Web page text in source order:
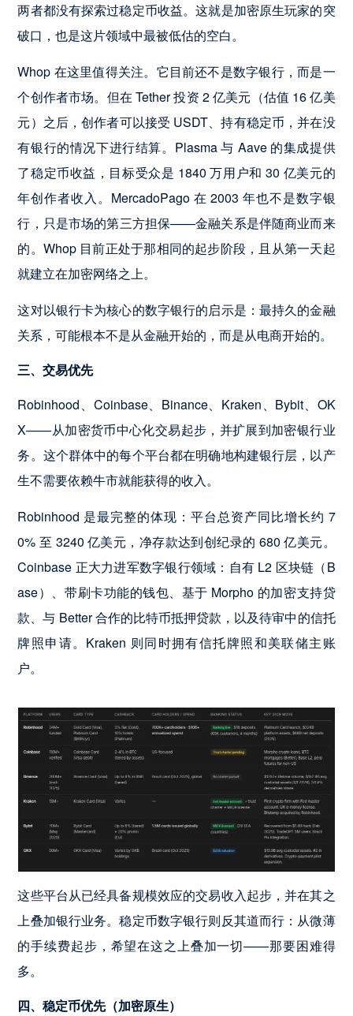
两者都没有探索过稳定币收益。这就是加密原生玩家的突
破口，也是这片领域中最被低估的空白。
Whop 在这里值得关注。它目前还不是数字银行，而是一
个创作者市场。但在 Tether 投资 2 亿美元（估值 16 亿美
元）之后，创作者可以接受 USDT、持有稳定币，并在没
有银行的情况下进行结算。Plasma 与 Aave 的集成提供
了稳定币收益，目标受众是 1840 万用户和 30 亿美元的
年创作者收入。MercadoPago 在 2003 年也不是数字银
行，只是市场的第三方担保——金融关系是伴随商业而来
的。Whop 目前正处于那相同的起步阶段，且从第一天起
就建立在加密网络之上。
这对以银行卡为核心的数字银行的启示是：最持久的金融
关系，可能根本不是从金融开始的，而是从电商开始的。
三、交易优先
Robinhood、Coinbase、Binance、Kraken、Bybit、OK
X——从加密货币中心化交易起步，并扩展到加密银行业
务。这个群体中的每个平台都在明确地构建银行层，以产
生不需要依赖牛市就能获得的收入。
Robinhood 是最完整的体现：平台总资产同比增长约 7
0% 至 3240 亿美元，净存款达到创纪录的 680 亿美元。
Coinbase 正大力进军数字银行领域：自有 L2 区块链（B
ase）、带刷卡功能的钱包、基于 Morpho 的加密支持贷
款、与 Better 合作的比特币抵押贷款，以及待审中的信托
牌照申请。Kraken 则同时拥有信托牌照和美联储主账
户。
这些平台从已经具备规模效应的交易收入起步，并在其之
上叠加银行业务。稳定币数字银行则反其道而行：从微薄
的手续费起步，希望在这之上叠加一切——那要困难得
多。
四、稳定币优先（加密原生）